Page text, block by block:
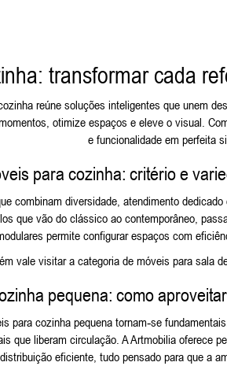
transformar cada
reúne soluções inteligentes que unem
otimize espaços e eleve o visual.
e funcionalidade em perfeita
para cozinha: critério e
combinam diversidade, atendimento
que vão do clássico ao contemporâneo,
permite configurar espaços com
vale visitar a categoria demóveis para sala
pequena: como
para cozinha pequena tornam‑se
que liberam circulação. A Artmobilia oferece
eficiente, tudo pensado para que a